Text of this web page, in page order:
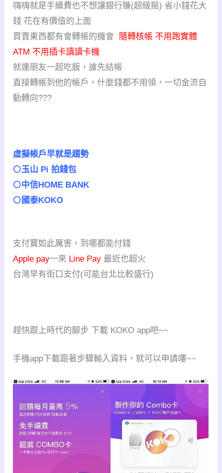
嗨嗨就是手續費也不想讓銀行賺(超級摳) 省小錢花大
錢 花在有價值的上面
買賣東西都有會轉帳的機會 隨轉核帳 不用跑實體
ATM 不用插卡讀讀卡機
就連朋友一起吃飯，誰先結帳
直接轉帳到他的帳戶，什麼錢都不用領，一切金流自
動轉向???
虛擬帳戶早就是趨勢
⚪玉山 Pi 拍錢包
⚪中信HOME BANK
⚪國泰KOKO
支付寶如此厲害，到哪都能付錢
Apple pay一來 Line Pay 最近也超火
台灣早有街口支付(可能台北比較盛行)
趕快跟上時代的腳步 下載 KOKO app吧~~
手機app下載跟著步驟輸入資料，就可以申請嘍~~